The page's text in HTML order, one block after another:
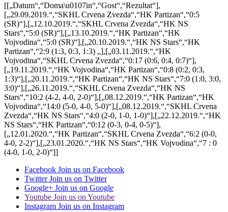
[[„Datum“,“Doma\u0107in“,“Gost“,“Rezultat“],
[„29.09.2019.“,“SKHL Crvena Zvezda“,“HK Partizan“,“0:5
(SR)“],[„12.10.2019.“,“SKHL Crvena Zvezda“,“HK NS
Stars“,“5:0 (SR)“],[„13.10.2019.“,“HK Partizan“,“HK
Vojvodina“,“5:0 (SR)“],[„20.10.2019.“,“HK NS Stars“,“HK
Partizan“,“2:9 (1:3, 0:3, 1:3) „],[„03.11.2019.“,“HK
Vojvodina“,“SKHL Crvena Zvezda“,“0:17 (0:6, 0:4, 0:7)“],
[„19.11.2019.“,“HK Vojvodina“,“HK Partizan“,“0:8 (0:2, 0:3,
1:3)“],[„20.11.2019.“,“HK Partizan“,“HK NS Stars“,“7:0 (1:0, 3:0,
3:0)“],[„26.11.2019.“,“SKHL Crvena Zvezda“,“HK NS
Stars“,“10:2 (4-2, 4-0, 2-0)“],[„08.12.2019.“,“HK Partizan“,“HK
Vojvodina“,“14:0 (5-0, 4-0, 5-0)“],[„08.12.2019.“,“SKHL Crvena
Zvezda“,“HK NS Stars“,“4:0 (2-0, 1-0, 1-0)“],[„22.12.2019.“,“HK
NS Stars“,“HK Partizan“,“0:12 (0-3, 0-4, 0-5)“],
[„12.01.2020.“,“HK Partizan“,“SKHL Crvena Zvezda“,“6:2 (0-0,
4-0, 2-2)“],[„23.01.2020.“,“HK NS Stars“,“HK Vojvodina“,“7 : 0
(4-0, 1-0, 2-0)“]]
Facebook Join us on Facebook
Twitter Join us on Twitter
Google+ Join us on Google
Youtube Join us on Youtube
Instagram Join us on Instagram